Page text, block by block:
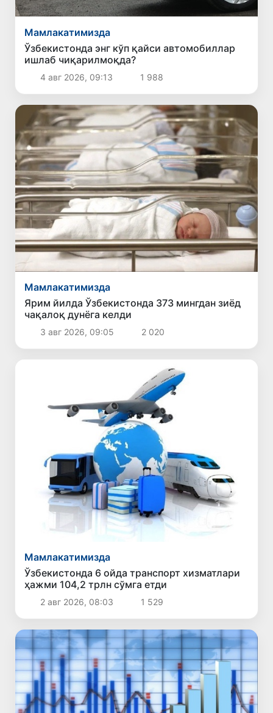
Мамлакатимизда
Ўзбекистонда энг кўп қайси автомобиллар
ишлаб чиқарилмоқда?
4 авг 2026, 09:13 1 988
Мамлакатимизда
Ярим йилда Ўзбекистонда 373 мингдан зиёд
чақалоқ дунёга келди
3 авг 2026, 09:05 2 020
Мамлакатимизда
Ўзбекистонда 6 ойда транспорт хизматлари
ҳажми 104,2 трлн сўмга етди
2 авг 2026, 08:03 1 529